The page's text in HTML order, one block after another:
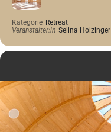
Kategorie Retreat
Veranstalter:in Selina Holzinger